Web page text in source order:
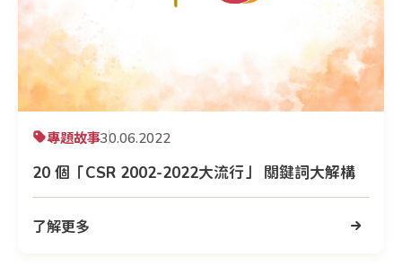
專題故事30.06.2022
20 個「CSR 2002-2022大流行」 關鍵詞大解構
了解更多